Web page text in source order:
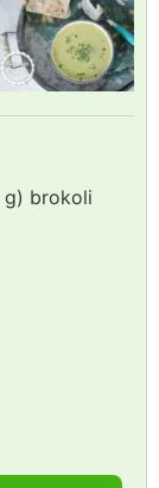
g) brokoli